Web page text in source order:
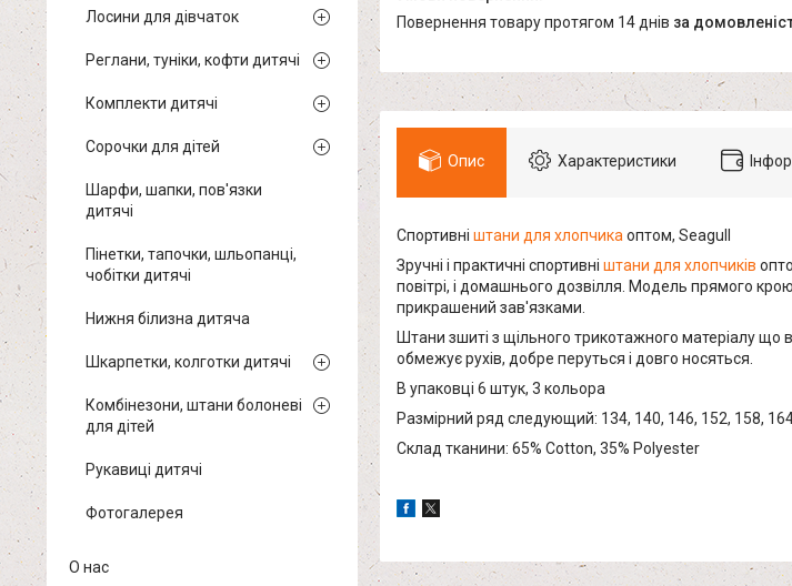
повернення товару протягом 14 днів за
Опис Характеристики
Спортивні штани для хлопчикаоптом, Seagull
Зручні і практичні спортивні штани для хлопчиків
повітрі, і домашнього дозвілля. Модель прямого
прикрашений зав'язками.
Штани зшиті з щільного трикотажного матеріалу що
обмежує рухів, добре перуться і довго носяться.
В упаковці 6 штук, 3 кольора
Размірний ряд следующий: 134, 140, 146, 152, 158,
Склад тканини: 65% Cotton, 35% Polyester
Лосини для дівчаток
Реглани, туніки, кофти дитячі
Комплекти дитячі
Сорочки для дітей
Шарфи, шапки, пов'язки
дитячі
Пінетки, тапочки, шльопанці,
чобітки дитячі
Нижня білизна дитяча
Шкарпетки, колготки дитячі
Комбінезони, штани болоневі
для дітей
Рукавиці дитячі
Фотогалерея
О нас